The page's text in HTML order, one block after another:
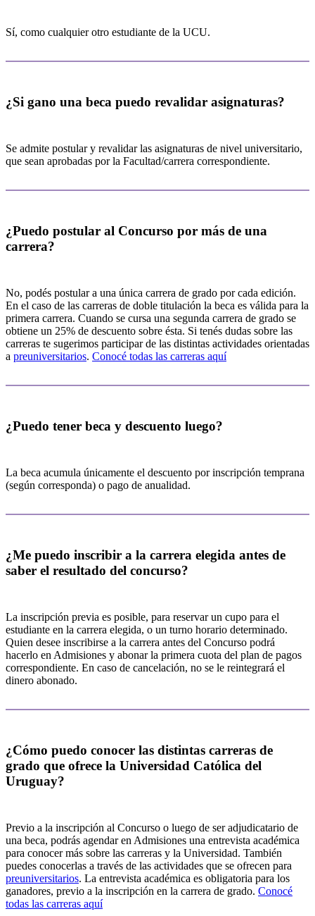
Sí, como cualquier otro estudiante de la UCU.
¿Si gano una beca puedo revalidar asignaturas?
Se admite postular y revalidar las asignaturas de nivel universitario,
que sean aprobadas por la Facultad/carrera correspondiente.
¿Puedo postular al Concurso por más de una
carrera?
No, podés postular a una única carrera de grado por cada edición.
En el caso de las carreras de doble titulación la beca es válida para la
primera carrera. Cuando se cursa una segunda carrera de grado se
obtiene un 25% de descuento sobre ésta. Si tenés dudas sobre las
carreras te sugerimos participar de las distintas actividades orientadas
a preuniversitarios. Conocé todas las carreras aquí
¿Puedo tener beca y descuento luego?
La beca acumula únicamente el descuento por inscripción temprana
(según corresponda) o pago de anualidad.
¿Me puedo inscribir a la carrera elegida antes de
saber el resultado del concurso?
La inscripción previa es posible, para reservar un cupo para el
estudiante en la carrera elegida, o un turno horario determinado.
Quien desee inscribirse a la carrera antes del Concurso podrá
hacerlo en Admisiones y abonar la primera cuota del plan de pagos
correspondiente. En caso de cancelación, no se le reintegrará el
dinero abonado.
¿Cómo puedo conocer las distintas carreras de
grado que ofrece la Universidad Católica del
Uruguay?
Previo a la inscripción al Concurso o luego de ser adjudicatario de
una beca, podrás agendar en Admisiones una entrevista académica
para conocer más sobre las carreras y la Universidad. También
puedes conocerlas a través de las actividades que se ofrecen para
preuniversitarios. La entrevista académica es obligatoria para los
ganadores, previo a la inscripción en la carrera de grado. Conocé
todas las carreras aquí